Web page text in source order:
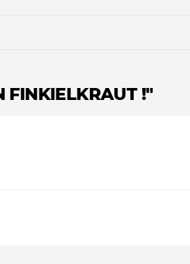
FINKIELKRAUT !"